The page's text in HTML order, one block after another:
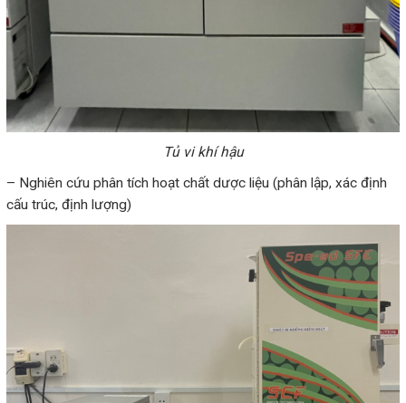
Tủ vi khí hậu
– Nghiên cứu phân tích hoạt chất dược liệu (phân lập, xác định
cấu trúc, định lượng)